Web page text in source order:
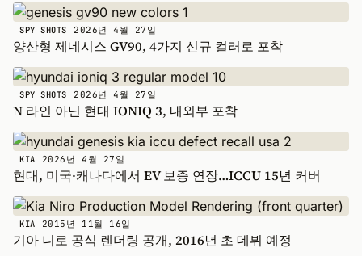
SPY SHOTS 2026년 4월 27일
양산형 제네시스 GV90, 4가지 신규 컬러로 포착
SPY SHOTS 2026년 4월 27일
N 라인 아닌 현대 IONIQ 3, 내외부 포착
KIA 2026년 4월 27일
현대, 미국·캐나다에서 EV 보증 연장…ICCU 15년 커버
KIA 2015년 11월 16일
기아 니로 공식 렌더링 공개, 2016년 초 데뷔 예정